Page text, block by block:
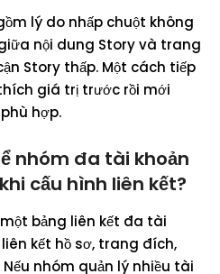
lý do nhấp chuột không
nội dung Story và trang
Story thấp. Một cách tiếp
giá trị trước rồi mới
hợp.
nhóm đa tài khoản
cấu hình liên kết?
bảng liên kết đa tài
kết hồ sơ, trang đích,
nhóm quản lý nhiều tài